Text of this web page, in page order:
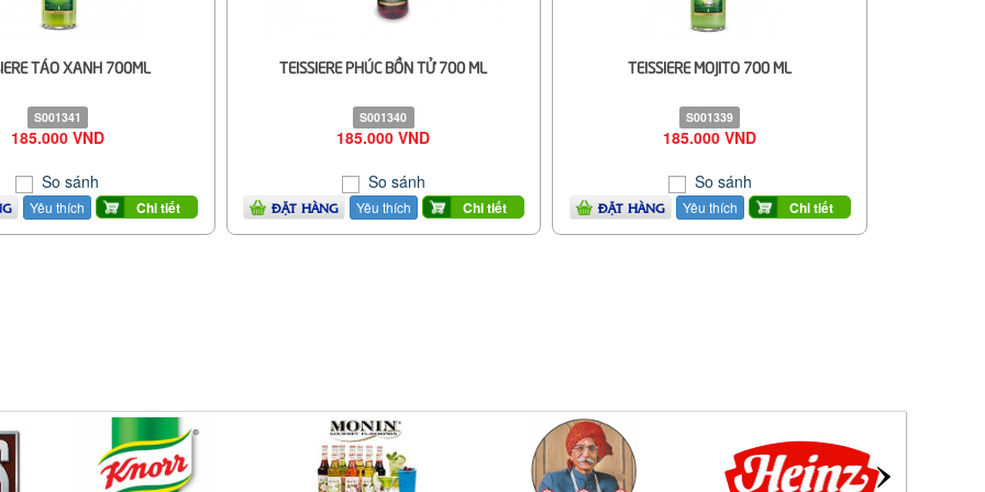
TÁO XANH 700ML
S001341
185.000 VND
So sánh
Yêu thích Chi tiết
TEISSIERE PHÚC BỒN TỬ 700 ML
S001340
185.000 VND
So sánh
ĐẶT HÀNG Yêu thích Chi tiết
TEISSIERE MOJITO 700 ML
S001339
185.000 VND
So sánh
ĐẶT HÀNG Yêu thích Chi tiết